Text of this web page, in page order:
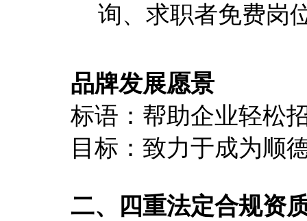
询、求职者免费岗
品牌发展愿景
标语：帮助企业轻松
目标：致力于成为顺
二、四重法定合规资